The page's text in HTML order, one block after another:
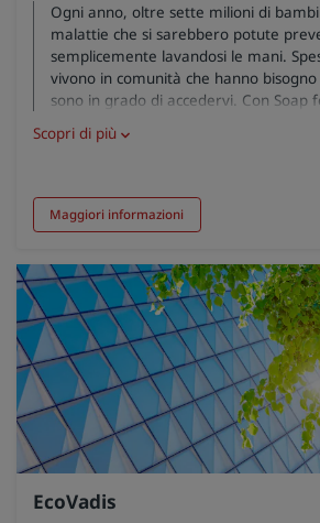
Ogni anno, oltre sette milioni di
malattie che si sarebbero potute
semplicemente lavandosi le mani.
vivono in comunità che hanno
sono in grado di accedervi. Con Soap
saponette non finite vengono
utilizzando un innovativo metodo a
comunità locale, contribuendo a
malattie.
Scopri di più
Maggiori informazioni
EcoVadis